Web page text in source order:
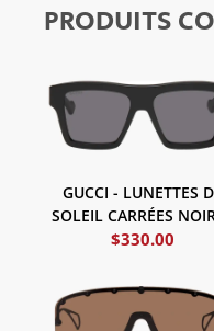
PRODUITS
GUCCI - LUNETTES
SOLEIL CARRÉES
$330.00